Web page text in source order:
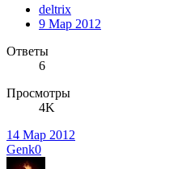
deltrix
9 Мар 2012
Ответы
6
Просмотры
4K
14 Мар 2012
Genk0